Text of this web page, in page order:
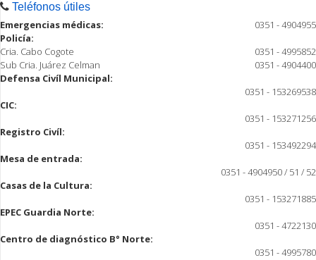
Teléfonos útiles
Emergencias médicas:
0351 - 4904955
Policía:
Cria. Cabo Cogote
0351 - 4995852
Sub Cria. Juárez Celman
0351 - 4904400
Defensa Civíl Municipal:
0351 - 153269538
CIC:
0351 - 153271256
Registro Civíl:
0351 - 153492294
Mesa de entrada:
0351 - 4904950 / 51 / 52
Casas de la Cultura:
0351 - 153271885
EPEC Guardia Norte:
0351 - 4722130
Centro de diagnóstico B° Norte:
0351 - 4995780